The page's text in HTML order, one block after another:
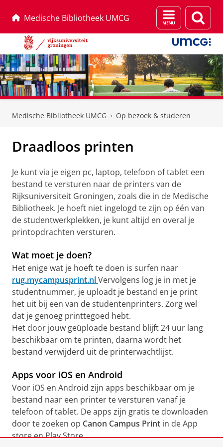
Medische Bibliotheek UMCG
Menu
en
zoeken
Medische Bibliotheek UMCG Op bezoek & studeren
Draadloos printen
Je kunt via je eigen pc, laptop, telefoon of tablet een
bestand te versturen naar de printers van de
Rijksuniversiteit Groningen, zoals die in de Medische
Bibliotheek. Je hoeft niet ingelogd te zijn op één van
de studentwerkplekken, je kunt altijd en overal je
printopdrachten versturen.
Wat moet je doen?
Het enige wat je hoeft te doen is surfen naar
rug.mycampusprint.nlVervolgens log je in met je
studentnummer, je uploadt je bestand en je print
het uit bij een van de studentenprinters. Zorg wel
dat je genoeg printtegoed hebt.
Het door jouw geüploade bestand blijft 24 uur lang
beschikbaar om te printen, daarna wordt het
bestand verwijderd uit de printerwachtlijst.
Apps voor iOS en Android
Voor iOS en Android zijn apps beschikbaar om je
bestand naar een printer te versturen vanaf je
telefoon of tablet. De apps zijn gratis te downloaden
door te zoeken op Canon Campus Print in de App
store en Play Store.